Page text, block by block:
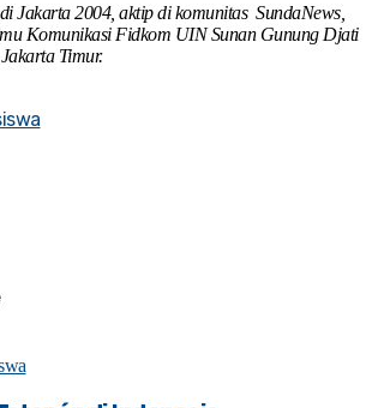
Jakarta 2004, aktip di komunitas SundaNews,
Komunikasi Fidkom UIN Sunan Gunung Djati
Timur.